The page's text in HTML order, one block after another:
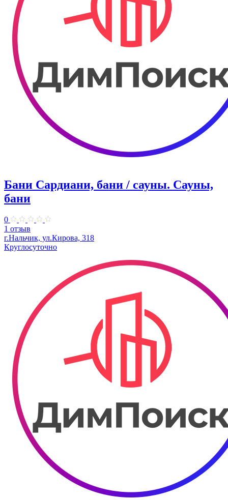
Бани Сардиани, бани / сауны. Сауны,
бани
0
1 отзыв
г.Нальчик, ул.Кирова, 318​
Круглосуточно